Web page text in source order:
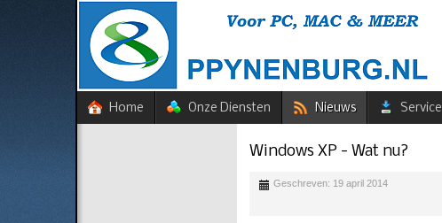
Home Onze Diensten Nieuws Service
Windows XP - Wat nu?
Geschreven: 19 april 2014